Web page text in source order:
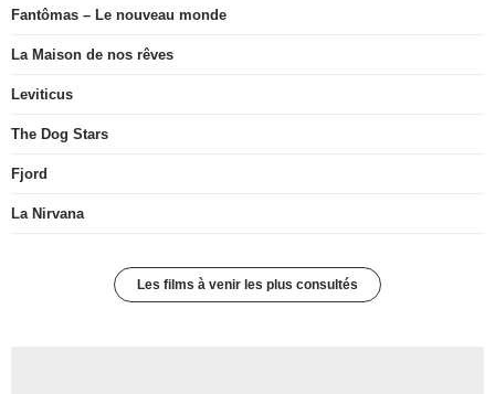
Fantômas – Le nouveau monde
La Maison de nos rêves
Leviticus
The Dog Stars
Fjord
La Nirvana
Les films à venir les plus consultés